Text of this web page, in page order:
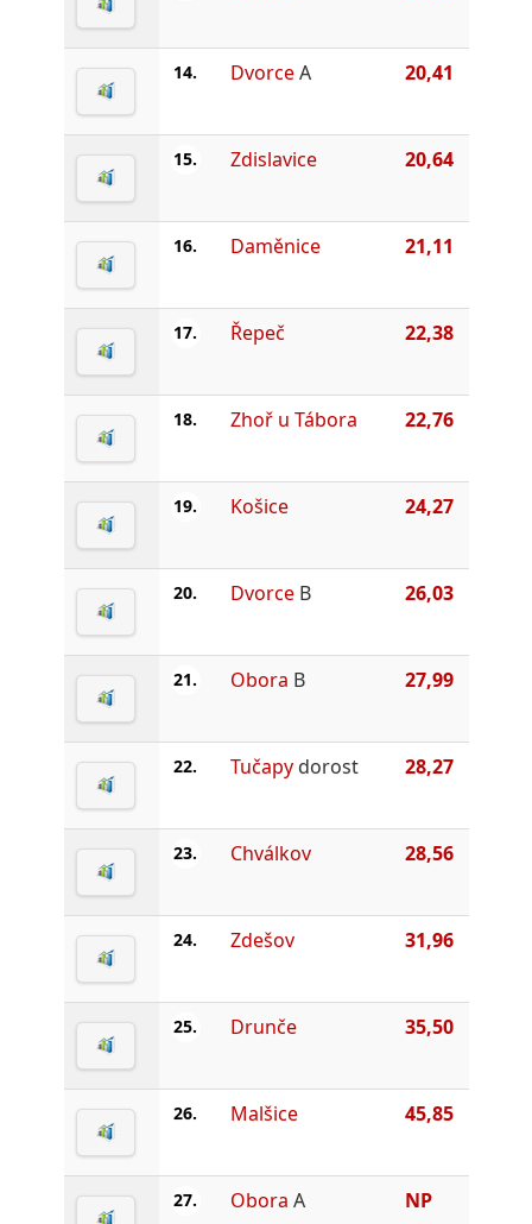
14. DvorceA 20,41
15. Zdislavice 20,64
16. Daměnice 21,11
17. Řepeč 22,38
18. Zhoř u Tábora 22,76
19. Košice 24,27
20. DvorceB 26,03
21. Obora B 27,99
22. Tučapydorost 28,27
23. Chválkov 28,56
24. Zdešov 31,96
25. Drunče 35,50
26. Malšice 45,85
27. Obora A NP